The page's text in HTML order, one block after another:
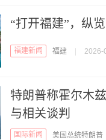
“打开福建”，纵
福建新闻 福建 2026-
特朗普称霍尔木
与相关谈判
国际新闻 美国总统特朗普